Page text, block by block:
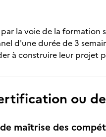
la voie de la
d'une durée de 3
à construire leur projet
ou
maîtrise des